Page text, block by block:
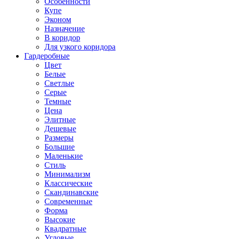
Купе
Эконом
Назначение
В коридор
Для узкого коридора
Гардеробные
Цвет
Белые
Светлые
Серые
Темные
Цена
Элитные
Дешевые
Размеры
Большие
Маленькие
Стиль
Минимализм
Классические
Скандинавские
Современные
Форма
Высокие
Квадратные